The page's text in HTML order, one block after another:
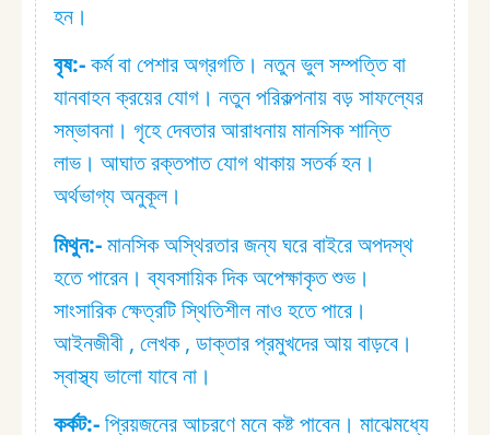
হন।
বৃষ:⁠-কর্ম বা পেশার অগ্রগতি। নতুন ভুল সম্পত্তি বা
যানবাহন ক্রয়ের যোগ। নতুন পরিকল্পনায় বড় সাফল্যের
সম্ভাবনা। গৃহে দেবতার আরাধনায় মানসিক শান্তি
লাভ। আঘাত রক্তপাত যোগ থাকায় সতর্ক হন।
অর্থভাগ্য অনুকূল।
মিথুন:⁠-মানসিক অস্থিরতার জন্য ঘরে বাইরে অপদস্থ
হতে পারেন। ব্যবসায়িক দিক অপেক্ষাকৃত শুভ।
সাংসারিক ক্ষেত্রটি স্থিতিশীল নাও হতে পারে।
আইনজীবী , লেখক , ডাক্তার প্রমুখদের আয় বাড়বে।
স্বাস্থ্য ভালো যাবে না।
কর্কট:⁠-প্রিয়জনের আচরণে মনে কষ্ট পাবেন। মাঝেমধ্যে